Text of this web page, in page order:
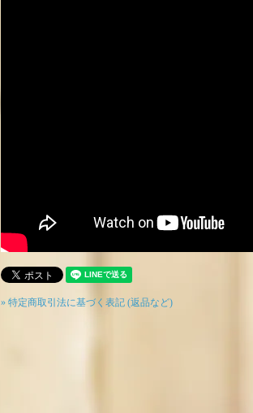
» 特定商取引法に基づく表記 (返品など)